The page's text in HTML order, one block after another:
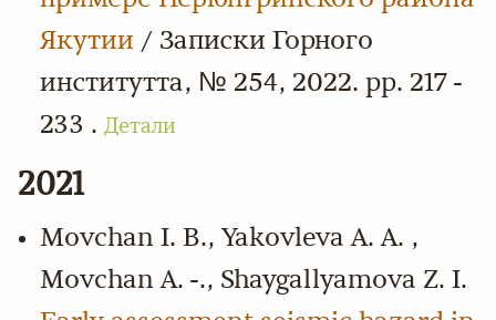
Якутии / Записки Горного
институтта, № 254, 2022. pp. 217 -
233 . Детали
2021
Movchan I. B., Yakovleva A. A. ,
Movchan A. -., Shaygallyamova Z. I.